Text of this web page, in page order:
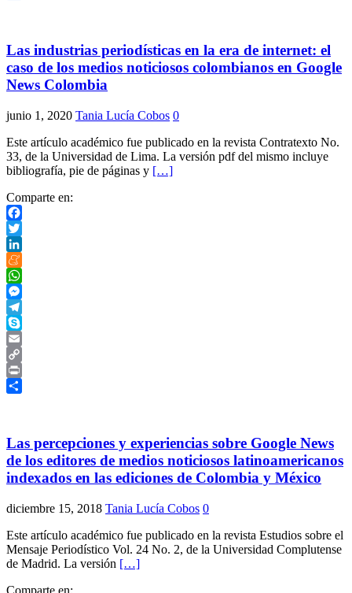
Las industrias periodísticas en la era de internet: el
caso de los medios noticiosos colombianos en Google
News Colombia
junio 1, 2020 Tania Lucía Cobos 0
Este artículo académico fue publicado en la revista Contratexto No.
33, de la Universidad de Lima. La versión pdf del mismo incluye
bibliografía, pie de páginas y […]
Comparte en:
Facebook
Twitter
LinkedIn
Meneame
WhatsApp
Messenger
Telegram
Skype
Email
Copy
Link
Print
Las percepciones y experiencias sobre Google News
de los editores de medios noticiosos latinoamericanos
indexados en las ediciones de Colombia y México
diciembre 15, 2018 Tania Lucía Cobos 0
Este artículo académico fue publicado en la revista Estudios sobre el
Mensaje Periodístico Vol. 24 No. 2, de la Universidad Complutense
de Madrid. La versión […]